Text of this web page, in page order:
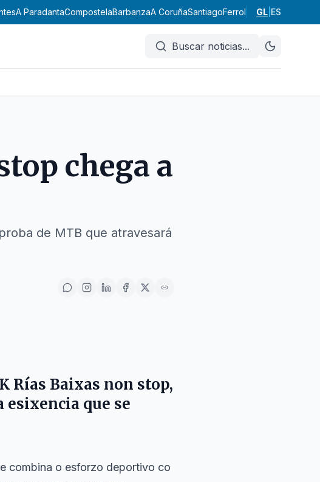
A ParadantaCompostelaBarbanzaA CoruñaSantiagoFerrol Bergantiños
GL ES
Buscar noticias...
chega a
de MTB que atravesará
Rías Baixas non stop,
que se
combina o esforzo deportivo co